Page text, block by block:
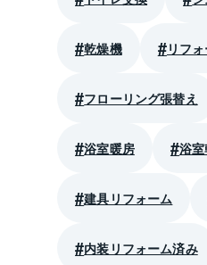
乾燥機 リフ
フローリング張替え
浴室暖房 浴
建具リフォーム
内装リフォーム済み